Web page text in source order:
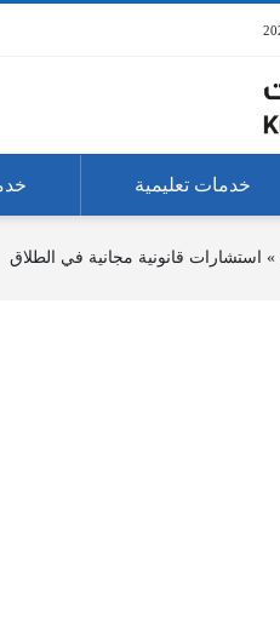
خدمات تعليمية
» استشارات قانونية مجانية في الطلاق